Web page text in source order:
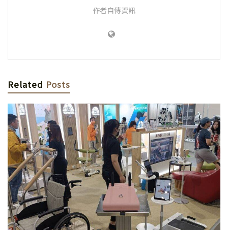
作者自傳資訊
Related Posts